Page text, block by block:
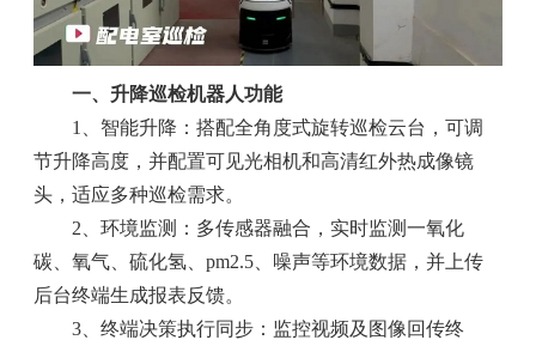
一、升降巡检机器人功能
1、智能升降：搭配全角度式旋转巡检云台，可调
节升降高度，并配置可见光相机和高清红外热成像镜
头，适应多种巡检需求。
2、环境监测：多传感器融合，实时监测一氧化
碳、氧气、硫化氢、pm2.5、噪声等环境数据，并上传
后台终端生成报表反馈。
3、终端决策执行同步：监控视频及图像回传终